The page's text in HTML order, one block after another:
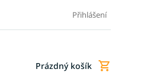
Obchodní podmínky
Přihlášení
Nákupní
Prázdný košík